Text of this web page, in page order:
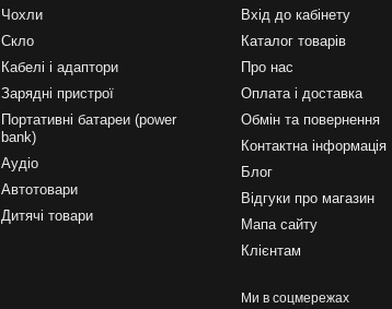
Чохли
Скло
Кабелі і адаптори
Зарядні пристрої
Портативні батареи (power
bank)
Аудіо
Автотовари
Дитячі товари
Вхід до кабінету
Каталог товарів
Про нас
Оплата і доставка
Обмін та повернення
Контактна інформація
Блог
Відгуки про магазин
Мапа сайту
Клієнтам
Ми в соцмережах